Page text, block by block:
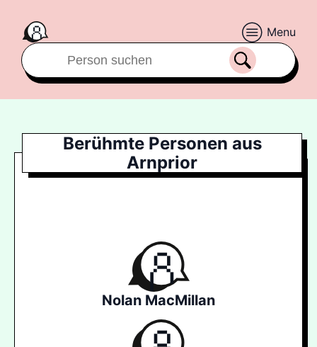
Menu
Berühmte Personen aus
Arnprior
Nolan MacMillan